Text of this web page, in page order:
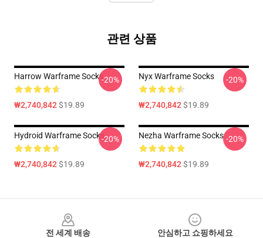
관련 상품
Harrow Warframe Socks
₩2,740,842$19.89
-20% Nyx Warframe Socks
₩2,740,842$19.89
-20%
Hydroid Warframe Socks
₩2,740,842$19.89
-20% Nezha Warframe Socks
₩2,740,842$19.89
-20%
전 세계 배송
안심하고 쇼핑하세요